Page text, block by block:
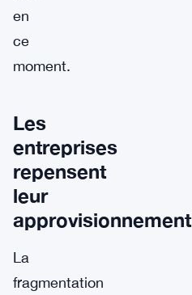
en
ce
moment.
Les
entreprises
repensent
leur
approvisionnement
La
fragmentation